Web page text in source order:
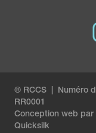
® RCCS | Numéro
RR0001
Conception web par
Quicksilk